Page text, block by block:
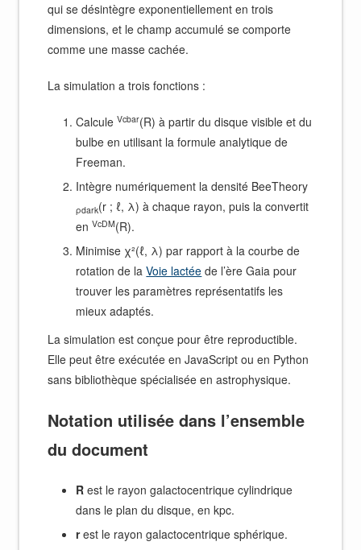
qui se désintègre exponentiellement en trois
dimensions, et le champ accumulé se comporte
comme une masse cachée.
La simulation a trois fonctions :
CalculeVcbar(R) à partir du disque visible et du
bulbe en utilisant la formule analytique de
Freeman.
Intègre numériquement la densité BeeTheory
ρdark(r ; ℓ, λ) à chaque rayon, puis la convertit
enVcDM(R).
Minimise χ²(ℓ, λ) par rapport à la courbe de
rotation de laVoie lactée de l’ère Gaia pour
trouver les paramètres représentatifs les
mieux adaptés.
La simulation est conçue pour être reproductible.
Elle peut être exécutée en JavaScript ou en Python
sans bibliothèque spécialisée en astrophysique.
Notation utilisée dans l’ensemble
du document
R est le rayon galactocentrique cylindrique
dans le plan du disque, en kpc.
rest le rayon galactocentrique sphérique.